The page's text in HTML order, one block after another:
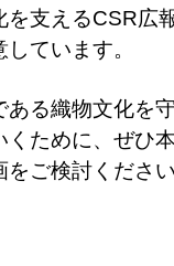
を支えるCSR広
ています。
ある織物文化を
くために、ぜひ
をご検討ください